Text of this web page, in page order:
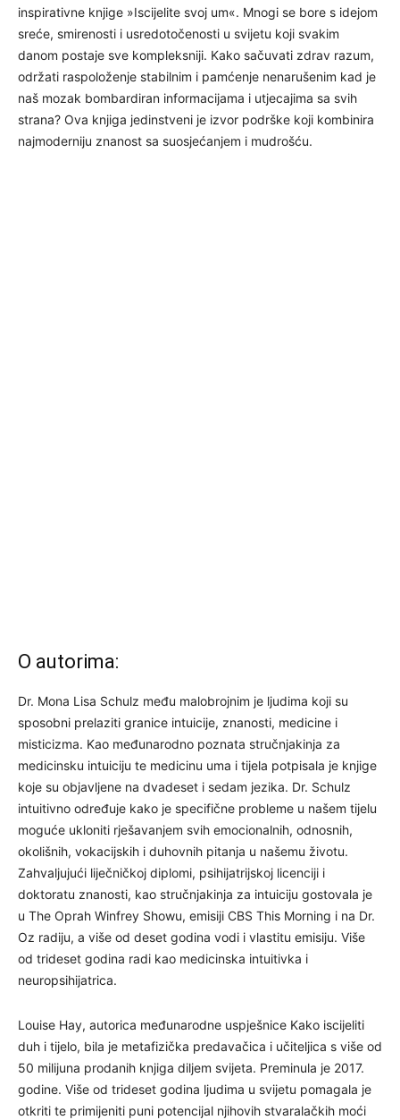
inspirativne knjige »Iscijelite svoj um«. Mnogi se bore s idejom
sreće, smirenosti i usredotočenosti u svijetu koji svakim
danom postaje sve kompleksniji. Kako sačuvati zdrav razum,
održati raspoloženje stabilnim i pamćenje nenarušenim kad je
naš mozak bombardiran informacijama i utjecajima sa svih
strana? Ova knjiga jedinstveni je izvor podrške koji kombinira
najmoderniju znanost sa suosjećanjem i mudrošću.
O autorima:
Dr. Mona Lisa Schulz među malobrojnim je ljudima koji su
sposobni prelaziti granice intuicije, znanosti, medicine i
misticizma. Kao međunarodno poznata stručnjakinja za
medicinsku intuiciju te medicinu uma i tijela potpisala je knjige
koje su objavljene na dvadeset i sedam jezika. Dr. Schulz
intuitivno određuje kako je specifične probleme u našem tijelu
moguće ukloniti rješavanjem svih emocionalnih, odnosnih,
okolišnih, vokacijskih i duhovnih pitanja u našemu životu.
Zahvaljujući liječničkoj diplomi, psihijatrijskoj licenciji i
doktoratu znanosti, kao stručnjakinja za intuiciju gostovala je
u The Oprah Winfrey Showu, emisiji CBS This Morning i na Dr.
Oz radiju, a više od deset godina vodi i vlastitu emisiju. Više
od trideset godina radi kao medicinska intuitivka i
neuropsihijatrica.
Louise Hay, autorica međunarodne uspješnice Kako iscijeliti
duh i tijelo, bila je metafizička predavačica i učiteljica s više od
50 milijuna prodanih knjiga diljem svijeta. Preminula je 2017.
godine. Više od trideset godina ljudima u svijetu pomagala je
otkriti te primijeniti puni potencijal njihovih stvaralačkih moći